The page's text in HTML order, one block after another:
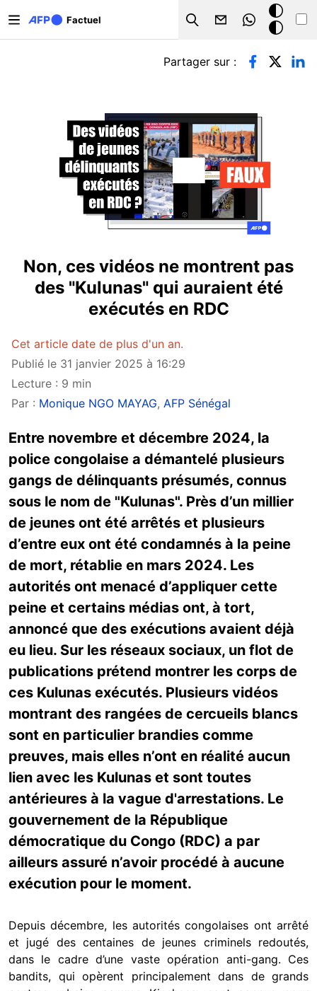
Factuel
Search
Mode
sombre
Onglets principaux
Partager sur :
Non, ces vidéos ne montrent pas
des "Kulunas" qui auraient été
exécutés en RDC
Cet article date de plus d'un an.
Publié le 31 janvier 2025 à 16:29
Lecture : 9 min
Par : Monique NGO MAYAG, AFP Sénégal
Entre novembre et décembre 2024, la
police congolaise a démantelé plusieurs
gangs de délinquants présumés, connus
sous le nom de "Kulunas". Près d’un millier
de jeunes ont été arrêtés et plusieurs
d’entre eux ont été condamnés à la peine
de mort, rétablie en mars 2024. Les
autorités ont menacé d’appliquer cette
peine et certains médias ont, à tort,
annoncé que des exécutions avaient déjà
eu lieu. Sur les réseaux sociaux, un flot de
publications prétend montrer les corps de
ces Kulunas exécutés. Plusieurs vidéos
montrant des rangées de cercueils blancs
sont en particulier brandies comme
preuves, mais elles n’ont en réalité aucun
lien avec les Kulunas et sont toutes
antérieures à la vague d'arrestations. Le
gouvernement de la République
démocratique du Congo (RDC) a par
ailleurs assuré n’avoir procédé à aucune
exécution pour le moment.
Depuis décembre, les autorités congolaises ont arrêté
et jugé des centaines de jeunes criminels redoutés,
dans le cadre d’une vaste opération anti-gang. Ces
bandits, qui opèrent principalement dans de grands